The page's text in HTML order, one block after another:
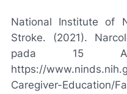
National Institute of
Stroke. (2021).
pada 15
https://
Caregiver-Education/